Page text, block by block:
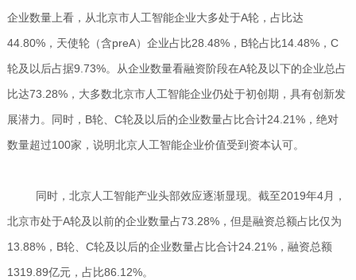
企业数量上看，从北京市人工智能企业大多处于A轮，占比达
44.80%，天使轮（含preA）企业占比28.48%，B轮占比14.48%，C
轮及以后占据9.73%。从企业数量看融资阶段在A轮及以下的企业总占
比达73.28%，大多数北京市人工智能企业仍处于初创期，具有创新发
展潜力。同时，B轮、C轮及以后的企业数量占比合计24.21%，绝对
数量超过100家，说明北京人工智能企业价值受到资本认可。
同时，北京人工智能产业头部效应逐渐显现。截至2019年4月，
北京市处于A轮及以前的企业数量占73.28%，但是融资总额占比仅为
13.88%，B轮、C轮及以后的企业数量占比合计24.21%，融资总额
1319.89亿元，占比86.12%。